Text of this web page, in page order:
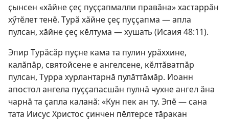
ҫынсен «хӑйне ҫеҫ пуҫҫапмалли правӑна» хастаррӑн
хӳтӗлет тенӗ. Турӑ хӑйне ҫеҫ пуҫҫапма — апла
пулсан, хӑйне ҫеҫ кӗлтума — хушать (Исаия 48:11).
Эпир Турӑсӑр пуҫне кама та пулин урӑххине,
калӑпӑр, святойсене е ангелсене, кӗлтӑватпӑр
пулсан, Турра хурлантарнӑ пулӑттӑмӑр. Иоанн
апостол ангела пуҫҫапасшӑн пулнӑ чухне ангел ӑна
чарнӑ та ҫапла каланӑ: «Кун пек ан ту. Эпӗ — сана
тата Иисус Христос ҫинчен пӗлтерсе тӑракан